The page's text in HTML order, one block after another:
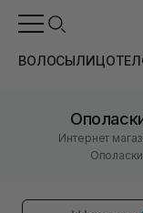
ВОЛОСЫЛИЦО
Интернет